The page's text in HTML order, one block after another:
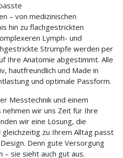
– von medizinischen
hin zu flachgestrickten
Lymph- und
Strümpfe werden per
Ihre Anatomie abgestimmt. Alle
hautfreundlich und Made in
und optimale Passform.
Messtechnik und einem
wir uns Zeit für Ihre
wir eine Lösung, die
gleichzeitig zu Ihrem Alltag passt
Denn gute Versorgung
– sie sieht auch gut aus.